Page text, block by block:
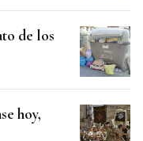
de los
hoy,